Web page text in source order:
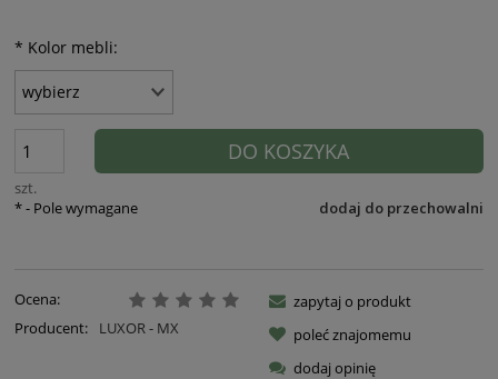
* Kolor mebli:
szt.
DO KOSZYKA
dodaj do przechowalni
*- Pole wymagane
Ocena:
Producent:
LUXOR - MX
zapytaj o produkt
poleć znajomemu
dodaj opinię